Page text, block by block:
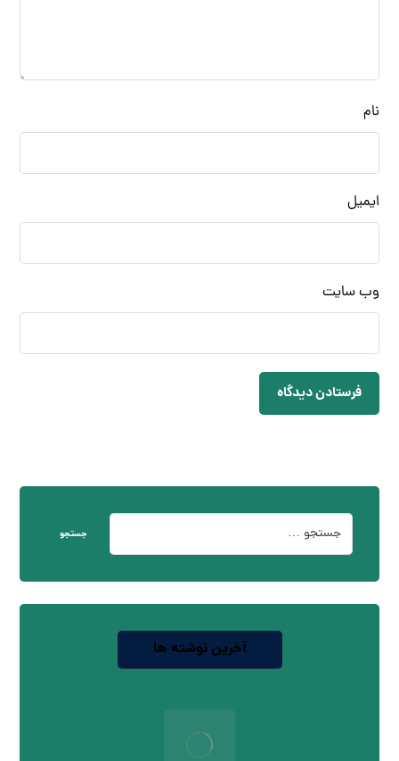
نام
ایمیل
وب‌ سایت
فرستادن دیدگاه
جستجو
آخرین نوشته ها